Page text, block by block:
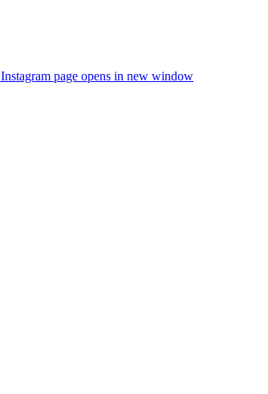
Instagram page opens in new window